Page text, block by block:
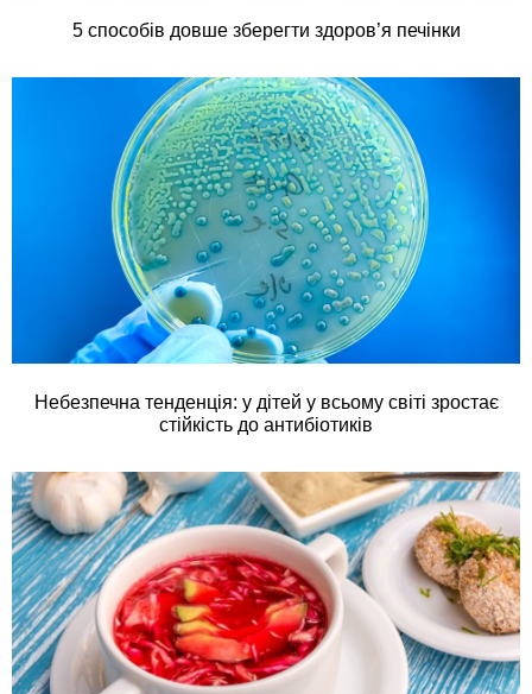
5 способів довше зберегти здоров’я печінки
Небезпечна тенденція: у дітей у всьому світі зростає
стійкість до антибіотиків